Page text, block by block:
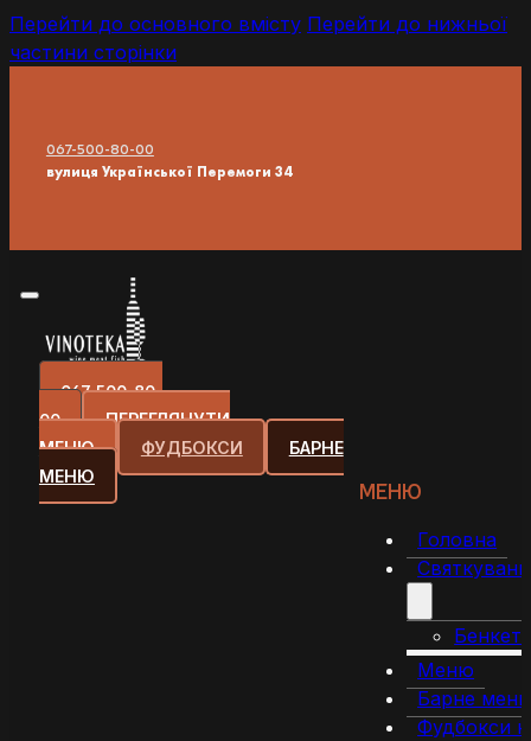
Перейти до основного вмісту Перейти до нижньої
частини сторінки
067-500-80-00
вулиця Української Перемоги 34
067-500-80-
00
ПЕРЕГЛЯНУТИ
МЕНЮ
ФУДБОКСИ
БАРНЕ
МЕНЮ
МЕНЮ
Головна
Меню
Барне
Фудбокси